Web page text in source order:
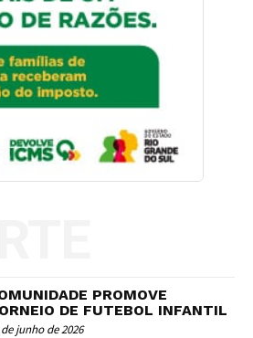
PROMOVE
DE FUTEBOL INFANTIL
junho de 2026